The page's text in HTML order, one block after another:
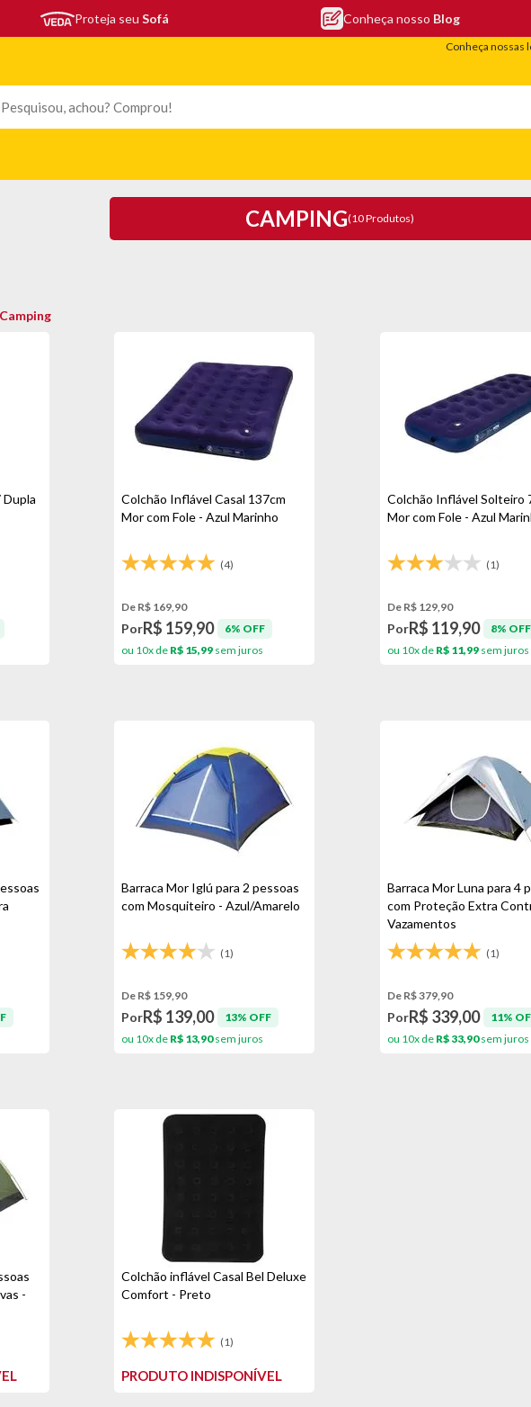
Proteja seu Sofá Conheça nosso Blog
Conheça nossas
CAMPING(10 Produtos)
Camping
Colchão Inflável Casal 137cm
Mor com Fole - Azul Marinho
(4)
De R$ 169,90
PorR$ 159,90
6% OFF
ou 10x de R$ 15,99 sem juros
Colchão Inflável Solteiro
Mor com Fole - Azul
(1)
De R$ 129,90
PorR$ 119,90
8% OFF
ou 10x de R$ 11,99sem juros
Barraca Mor Iglú para 2 pessoas
com Mosquiteiro - Azul/Amarelo
(1)
De R$ 159,90
PorR$ 139,00
13% OFF
ou 10x de R$ 13,90sem juros
Barraca Mor Luna para 4
com Proteção Extra
Vazamentos
(1)
De R$ 379,90
PorR$ 339,00
11%
ou 10x de R$ 33,90sem juros
-
Colchão inflável Casal Bel Deluxe
Comfort - Preto
(1)
PRODUTO INDISPONÍVEL